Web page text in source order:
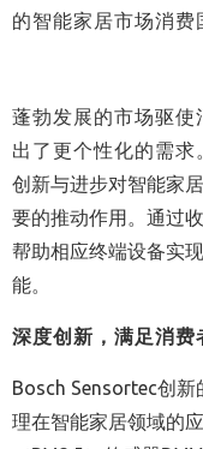
的智能家居市场消费
蓬勃发展的市场驱使
出了更个性化的需求
创新与进步对智能家
要的推动作用。通过
帮助相应终端设备实
能。
深度创新，满足消费
Bosch Sensortec创
理在智能家居领域的